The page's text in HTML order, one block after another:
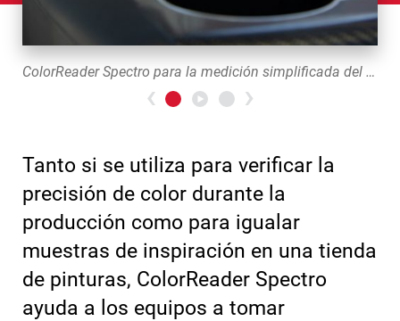
ColorReader Spectro para la medición simplificada del color para el control de calidad y la correspondencia
Previous>Next
Tanto si se utiliza para verificar la
precisión de color durante la
producción como para igualar
muestras de inspiración en una tienda
de pinturas, ColorReader Spectro
ayuda a los equipos a tomar